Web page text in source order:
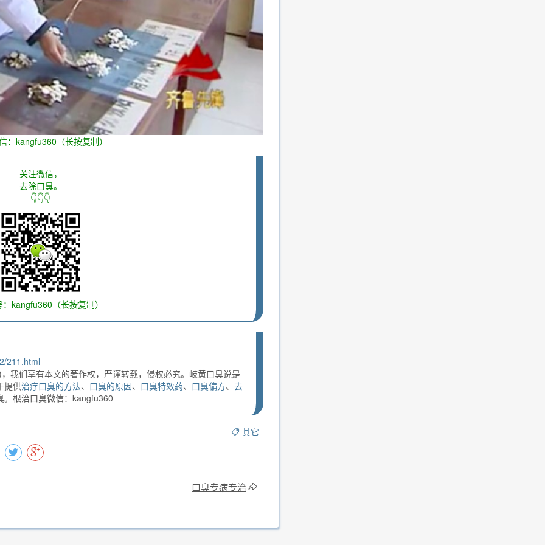
：kangfu360（长按复制）
关注微信，
去除口臭。
👇👇👇
kangfu360（长按复制）
211.html
我们享有本文的著作权，严谨转载，侵权必究。岐黄口臭说是
提供治疗口臭的方法、 口臭的原因、 口臭特效药、 口臭偏方、 去
根治口臭微信：kangfu360
其它
口臭专病专治